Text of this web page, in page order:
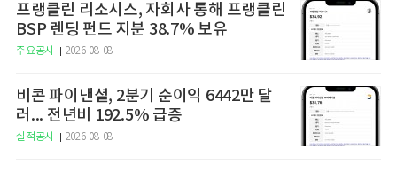
프랭클린 리소시스, 자회사 통해 프랭클린
BSP 렌딩 펀드 지분 38.7% 보유
주요공시 2026-08-08
비콘 파이낸셜, 2분기 순이익 6442만 달
러... 전년비 192.5% 급증
실적공시 2026-08-08